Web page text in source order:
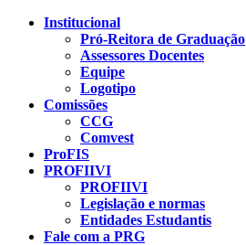
Conteúdo principal
Institucional
Pró-Reitora de Graduação
Assessores Docentes
Equipe
Logotipo
Comissões
CCG
Comvest
ProFIS
PROFIIVI
PROFIIVI
Legislação e normas
Entidades Estudantis
Fale com a PRG